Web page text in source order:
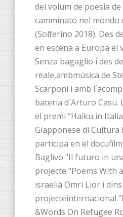
del volum de poesia
camminato nel mondo
(Solferino 2018). Des
en escena a Europa el
Senza bagaglio i des
reale,ambmúsica de
Scarponi i amb
bateria d´Arturo Casu.
el premi “Haiku in
Giapponese di Cultura
participa en el
Baglivo “Il futuro in
projecte “Poems With
israelià Omri Lior i
projecteinternacional
&Words On Refugee